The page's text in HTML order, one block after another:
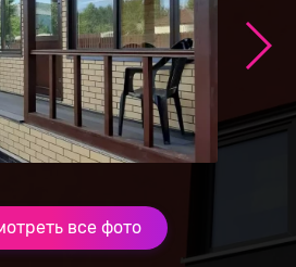
все фото